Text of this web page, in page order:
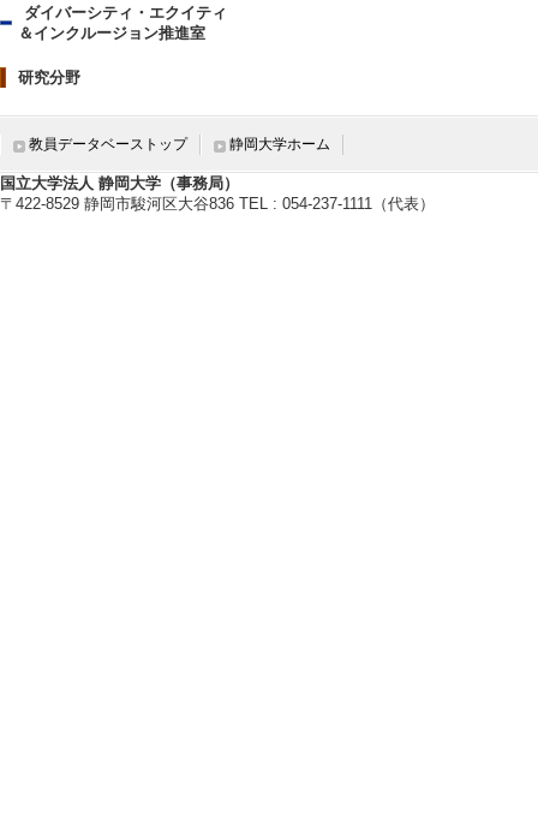
ダイバーシティ・エクイティ
＆インクルージョン推進室
研究分野
教員データベーストップ 静岡大学ホーム
国立大学法人 静岡大学（事務局）
〒422-8529 静岡市駿河区大谷836 TEL : 054-237-1111（代表）